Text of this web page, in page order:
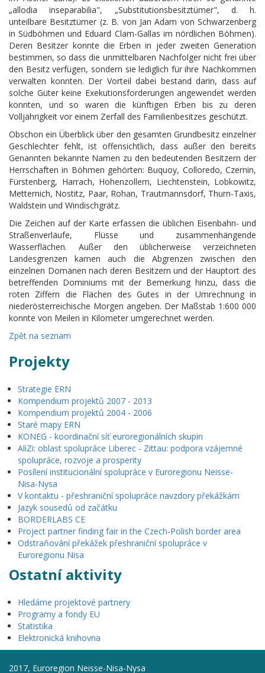
„allodia inseparabilia", „Substitutionsbesitztümer", d. h.
unteilbare Besitztümer (z. B. von Jan Adam von Schwarzenberg
in Südböhmen und Eduard Clam-Gallas im nördlichen Böhmen).
Deren Besitzer konnte die Erben in jeder zweiten Generation
bestimmen, so dass die unmittelbaren Nachfolger nicht frei über
den Besitz verfügen, sondern sie lediglich für ihre Nachkommen
verwalten konnten. Der Vorteil dabei bestand darin, dass auf
solche Güter keine Exekutionsforderungen angewendet werden
konnten, und so waren die künftigen Erben bis zu deren
Volljährigkeit vor einem Zerfall des Familienbesitzes geschützt.
Obschon ein Überblick über den gesamten Grundbesitz einzelner
Geschlechter fehlt, ist offensichtlich, dass außer den bereits
Genannten bekannte Namen zu den bedeutenden Besitzern der
Herrschaften in Böhmen gehörten: Buquoy, Colloredo, Czernin,
Fürstenberg, Harrach, Hohenzollern, Liechtenstein, Lobkowitz,
Metternich, Nostitz, Paar, Rohan, Trautmannsdorf, Thurn-Taxis,
Waldstein und Windischgrätz.
Die Zeichen auf der Karte erfassen die üblichen Eisenbahn- und
Straßenverläufe, Flüsse und zusammenhängende
Wasserflächen. Außer den üblicherweise verzeichneten
Landesgrenzen kamen auch die Abgrenzen zwischen den
einzelnen Domänen nach deren Besitzern und der Hauptort des
betreffenden Dominiums mit der Bemerkung hinzu, dass die
roten Ziffern die Flächen des Gutes in der Umrechnung in
niederösterreichische Morgen angeben. Der Maßstab 1:600 000
konnte von Meilen in Kilometer umgerechnet werden.
Zpět na seznam
Projekty
Strategie ERN
Kompendium projektů 2007 - 2013
Kompendium projektů 2004 - 2006
Staré mapy ERN
KONEG - koordinační síť euroregionálních skupin
AliZi: oblast spolupráce Liberec - Zittau: podpora vzájemné
spolupráce, rozvoje a prosperity
Posílení institucionální spolupráce v Euroregionu Neisse-
Nisa-Nysa
V kontaktu - přeshraniční spolupráce navzdory překážkám
Jazyk sousedů od začátku
BORDERLABS CE
Project partner finding fair in the Czech-Polish border area
Odstraňování překážek přeshraniční spolupráce v
Euroregionu Nisa
Ostatní aktivity
Hledáme projektové partnery
Programy a fondy EU
Statistika
Elektronická knihovna
2017, Euroregion Neisse-Nisa-Nysa